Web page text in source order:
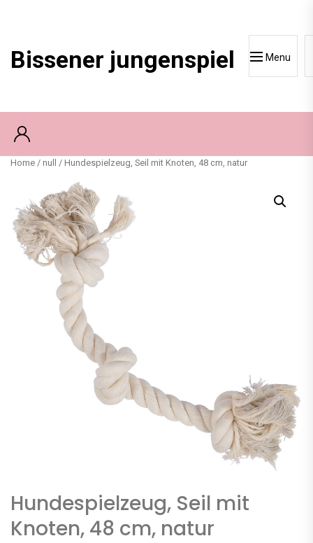
Bissener jungenspiel Menu
Home / null / Hundespielzeug, Seil mit Knoten, 48 cm, natur
Hundespielzeug, Seil mit
Knoten, 48 cm, natur